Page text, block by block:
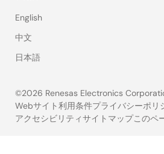
English
中文
日本語
©2026 Renesas Electronics
Legal
Webサイト利用条件プライバシーポリ
アクセシビリティサイトマップこのペ